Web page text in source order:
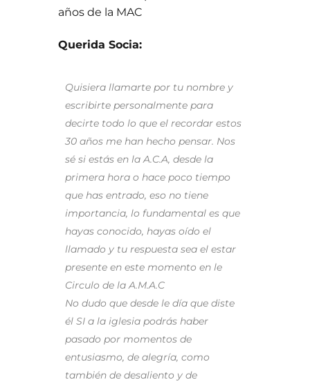
años de la MAC
Querida Socia:
Quisiera llamarte por tu nombre y
escribirte personalmente para
decirte todo lo que el recordar estos
30 años me han hecho pensar. Nos
sé si estás en la A.C.A, desde la
primera hora o hace poco tiempo
que has entrado, eso no tiene
importancia, lo fundamental es que
hayas conocido, hayas oído el
llamado y tu respuesta sea el estar
presente en este momento en le
Circulo de la A.M.A.C
No dudo que desde le día que diste
él SI a la iglesia podrás haber
pasado por momentos de
entusiasmo, de alegría, como
también de desaliento y de